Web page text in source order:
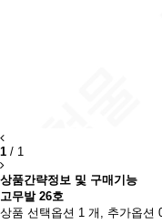
1 / 1
상품간략정보 및 구매기능
고무발 26호
상품 선택옵션 1 개, 추가옵션